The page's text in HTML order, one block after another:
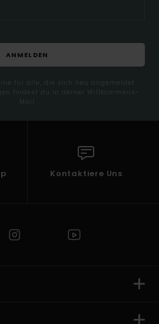
ANMELDEN
für alle, die sich neu angemeldet
findest du in deiner Willkommens-
Mail
Kontaktiere Uns